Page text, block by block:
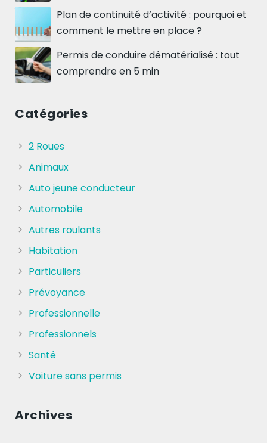
Plan de continuité d’activité : pourquoi et
comment le mettre en place ?
Permis de conduire dématérialisé : tout
comprendre en 5 min
Catégories
2 Roues
Animaux
Auto jeune conducteur
Automobile
Autres roulants
Habitation
Particuliers
Prévoyance
Professionnelle
Professionnels
Santé
Voiture sans permis
Archives